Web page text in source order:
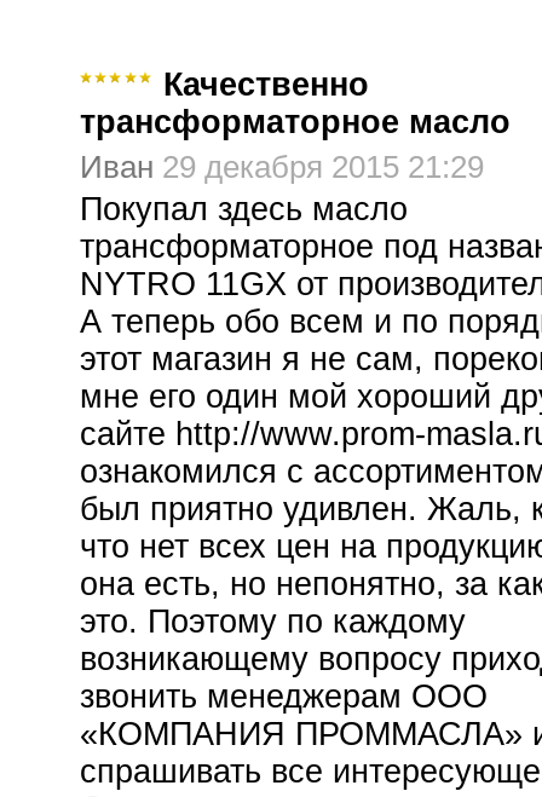
Качественно
трансформаторное масло
Иван 29 декабря 2015 21:29
Покупал здесь масло
трансформаторное под
NYTRO 11GX от
А теперь обо всем и по
этот магазин я не сам,
мне его один мой хороший
сайте http://www.prom-
ознакомился с
был приятно удивлен. Жаль,
что нет всех цен на
она есть, но непонятно, за
это. Поэтому по каждому
возникающему вопросу
звонить менеджерам ООО
«КОМПАНИЯ ПРОММАСЛА»
спрашивать все